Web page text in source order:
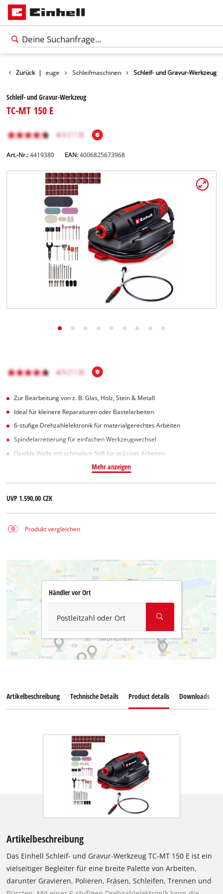
Deutsch
Zurück |
Werkzeuge Schleifmaschinen Schleif- und Gravur-Werkzeug
Schleif- und Gravur-Werkzeug
TC-MT 150 E
Art.-Nr.: 4419380 EAN:4006825673968
Zur Bearbeitung von z. B. Glas, Holz, Stein & Metall
Ideal für kleinere Reparaturen oder Bastelarbeiten
6-stufige Drehzahlelektronik für materialgerechtes Arbeiten
Spindelarretierung für einfachen Werkzeugwechsel
Flexible Welle mit schmalem Stift für präzises Arbeiten
Mehr anzeigen
UVP1.590,00 CZK
Produkt vergleichen
Händler vor Ort
Postleitzahl oder Ort
Artikelbeschreibung Technische Details Product details Downloads
Artikelbeschreibung
Das Einhell Schleif- und Gravur-Werkzeug TC-MT 150 E ist ein
vielseitiger Begleiter für eine breite Palette von Arbeiten,
darunter Gravieren, Polieren, Fräsen, Schleifen, Trennen und